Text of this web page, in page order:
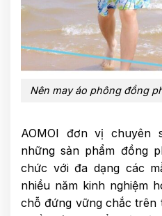
Nên may áo phông đồng
AOMOI đơn vị chuyên
những sản phẩm đồng
chức với đa dạng các
nhiều năm kinh nghiệm
chỗ đứng vững chắc trên